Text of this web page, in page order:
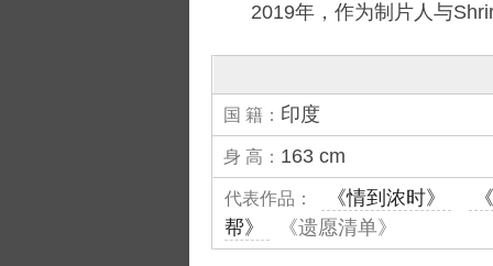
2019年，作为制片人与
国 籍： 印度
身 高： 163 cm
代表作品： 《情到浓时》
帮》
《遗愿清单》